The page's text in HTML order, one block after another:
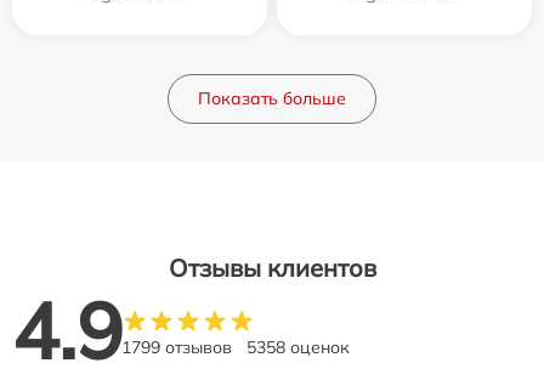
Показать больше
Отзывы клиентов
4.91799 отзывов 5358 оценок